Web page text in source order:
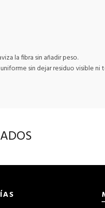
la fibra sin añadir peso.
sin dejar residuo visible ni